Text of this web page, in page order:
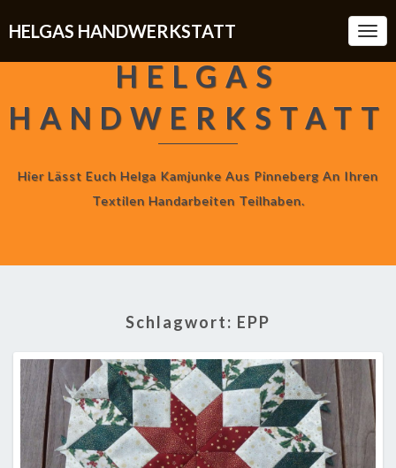
HELGAS HANDWERKSTATT
HELGAS
HANDWERKSTATT
Hier Lässt Euch Helga Kamjunke Aus Pinneberg An Ihren
Textilen Handarbeiten Teilhaben.
Schlagwort: EPP